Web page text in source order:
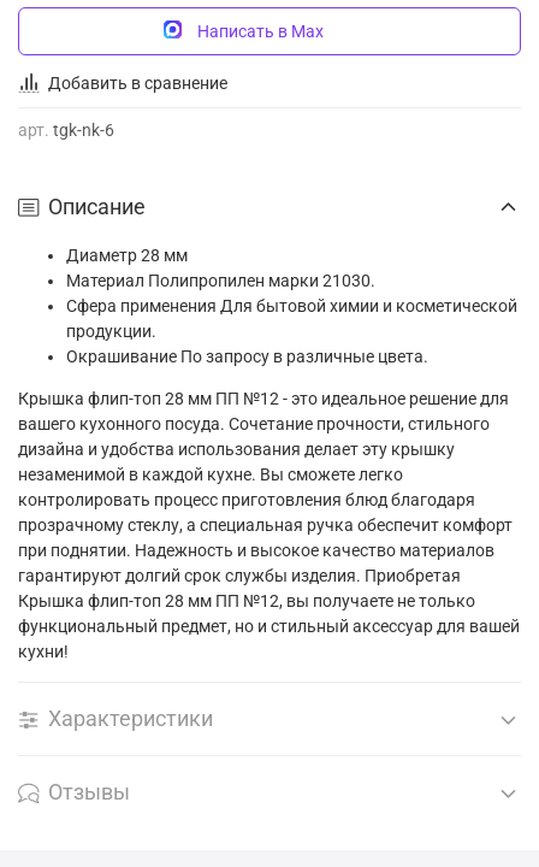
Добавить в сравнение
арт. tgk-nk-6
Написать в Max
Описание
Диаметр28 мм
Материал Полипропилен марки 21030.
Сфера применения Для бытовой химии и косметической
продукции.
Окрашивание По запросу в различные цвета.
Крышка флип-топ 28 мм ПП №12 - это идеальное решение для
вашего кухонного посуда. Сочетание прочности, стильного
дизайна и удобства использования делает эту крышку
незаменимой в каждой кухне. Вы сможете легко
контролировать процесс приготовления блюд благодаря
прозрачному стеклу, а специальная ручка обеспечит комфорт
при поднятии. Надежность и высокое качество материалов
гарантируют долгий срок службы изделия. Приобретая
Крышка флип-топ 28 мм ПП №12, вы получаете не только
функциональный предмет, но и стильный аксессуар для вашей
кухни!
Характеристики
Отзывы